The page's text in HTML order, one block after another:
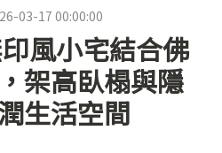
03-17 00:00:00
風小宅結合佛
架高臥榻與隱
生活空間